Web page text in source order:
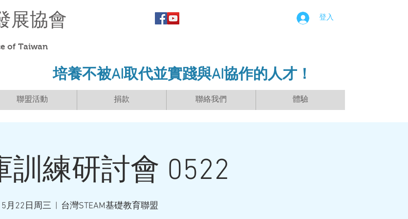
展協會 登入
of Taiwan
​培養不被AI取代並實踐與AI協作的人才！
聯盟活動 捐款 聯絡我們 體驗
訓練研討會 0522
5月22日周三 台灣STEAM基礎教育聯盟